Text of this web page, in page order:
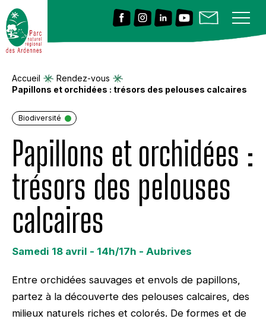
Accueil
Rendez-vous
Papillons et orchidées : trésors des pelouses calcaires
Biodiversité
Papillons et orchidées :
trésors des pelouses
calcaires
Samedi 18 avril - 14h/17h - Aubrives
Entre orchidées sauvages et envols de papillons,
partez à la découverte des pelouses calcaires, des
milieux naturels riches et colorés. De formes et de